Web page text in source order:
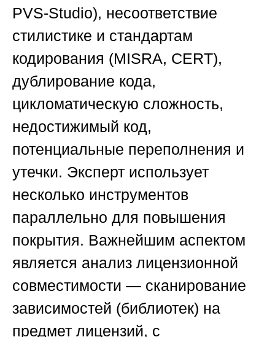
PVS-Studio), несоответствие
стилистике и стандартам
кодирования (MISRA, CERT),
дублирование кода,
цикломатическую сложность,
недостижимый код,
потенциальные переполнения и
утечки. Эксперт использует
несколько инструментов
параллельно для повышения
покрытия. Важнейшим аспектом
является анализ лицензионной
совместимости — сканирование
зависимостей (библиотек) на
предмет лицензий, с